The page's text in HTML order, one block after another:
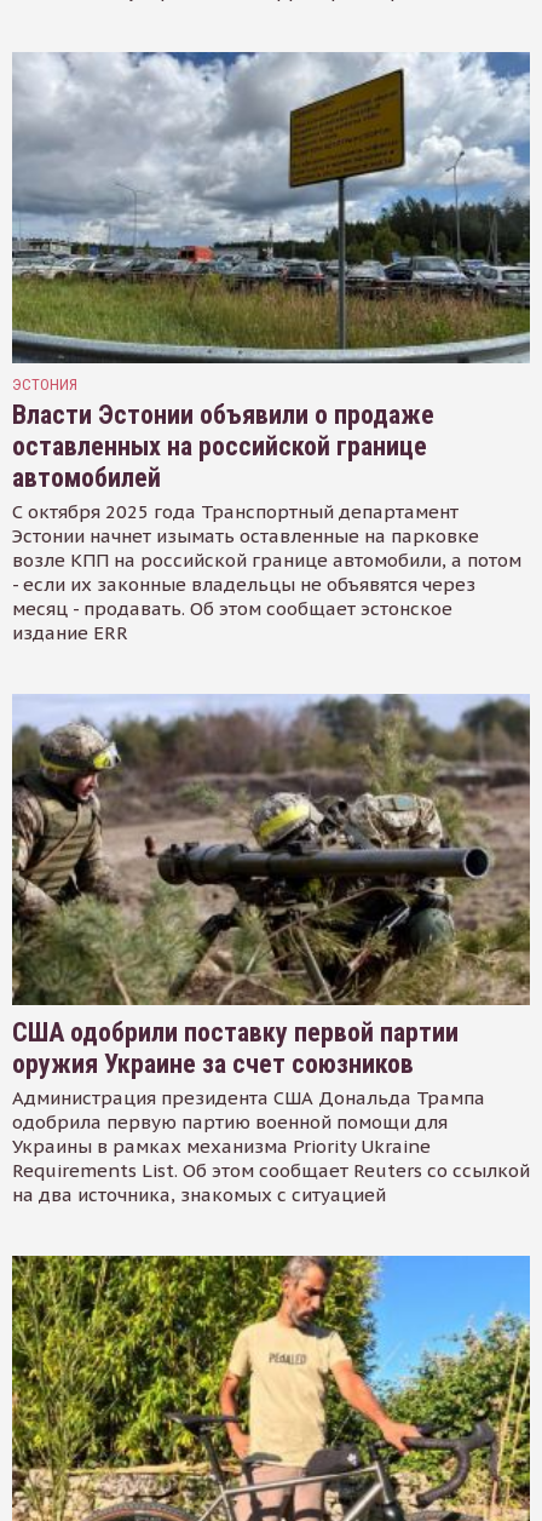
ЭСТОНИЯ
Власти Эстонии объявили о продаже
оставленных на российской границе
автомобилей
С октября 2025 года Транспортный департамент
Эстонии начнет изымать оставленные на парковке
возле КПП на российской границе автомобили, а потом
- если их законные владельцы не объявятся через
месяц - продавать. Об этом сообщает эстонское
издание ERR
США одобрили поставку первой партии
оружия Украине за счет союзников
Администрация президента США Дональда Трампа
одобрила первую партию военной помощи для
Украины в рамках механизма Priority Ukraine
Requirements List. Об этом сообщает Reuters со ссылкой
на два источника, знакомых с ситуацией